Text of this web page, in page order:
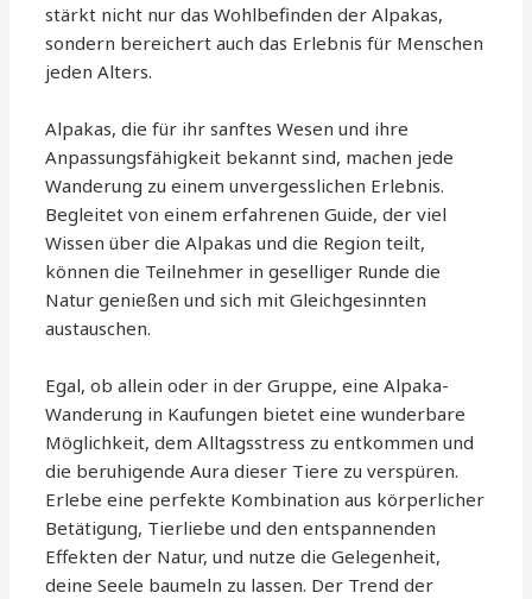
stärkt nicht nur das Wohlbefinden der Alpakas,
sondern bereichert auch das Erlebnis für Menschen
jeden Alters.
Alpakas, die für ihr sanftes Wesen und ihre
Anpassungsfähigkeit bekannt sind, machen jede
Wanderung zu einem unvergesslichen Erlebnis.
Begleitet von einem erfahrenen Guide, der viel
Wissen über die Alpakas und die Region teilt,
können die Teilnehmer in geselliger Runde die
Natur genießen und sich mit Gleichgesinnten
austauschen.
Egal, ob allein oder in der Gruppe, eine Alpaka-
Wanderung in Kaufungen bietet eine wunderbare
Möglichkeit, dem Alltagsstress zu entkommen und
die beruhigende Aura dieser Tiere zu verspüren.
Erlebe eine perfekte Kombination aus körperlicher
Betätigung, Tierliebe und den entspannenden
Effekten der Natur, und nutze die Gelegenheit,
deine Seele baumeln zu lassen. Der Trend der